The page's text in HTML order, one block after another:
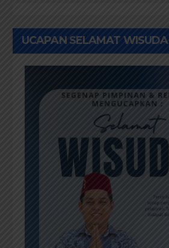
UCAPAN SELAMAT WISUDA